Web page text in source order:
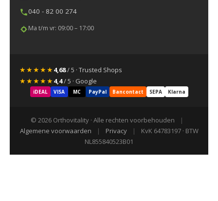
040 - 82 00 274
Ma t/m vr: 09:00 – 17:00
★★★★★4,68/ 5 · Trusted Shops
★★★★★4,4/ 5 · Google
iDEAL VISA MC PayPal Bancontact SEPA Klarna
© 2026 Orthovitality · Alle rechten voorbehouden
|
Algemene voorwaarden
| Privacy |
KvK 64783197 · BTW
NL855840523B01